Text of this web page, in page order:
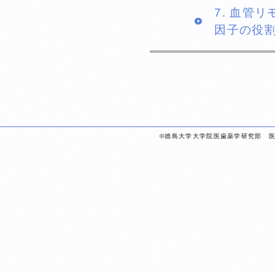
7. 血管リ
因子の役
©徳島大学大学院医歯薬学研究